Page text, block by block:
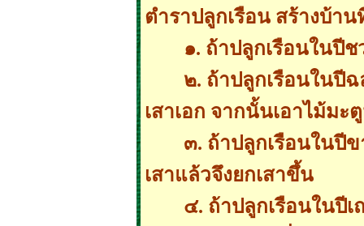
ตำราปลูกเรือน สร้างบ้า
๑. ถ้าปลูกเรือนในปีช
๒. ถ้าปลูกเรือนในปี
เสาเอก จากนั้นเอาไม้มะ
๓. ถ้าปลูกเรือนในปี
เสาแล้วจึงยกเสาขึ้น
๔. ถ้าปลูกเรือนในปีเ